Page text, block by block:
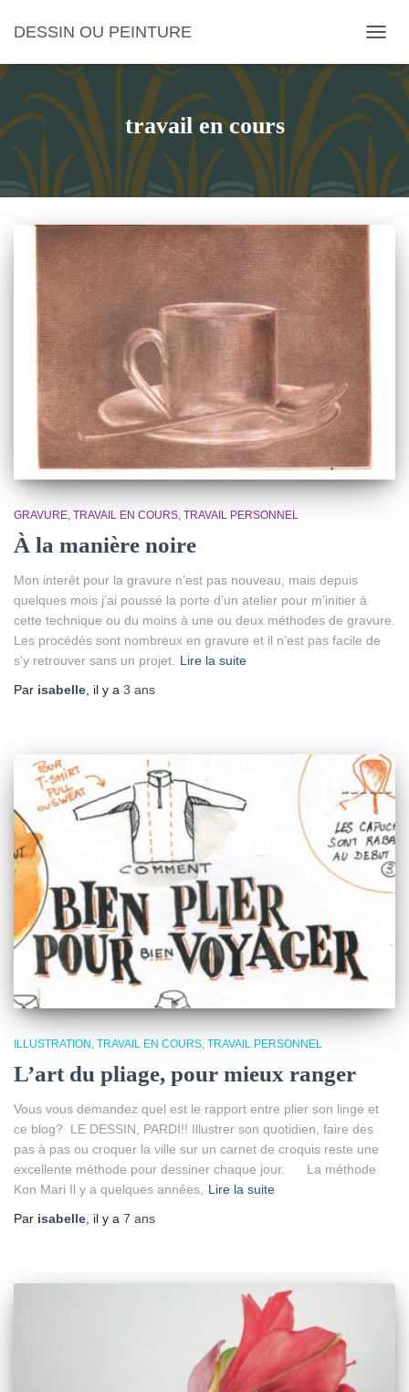
DESSIN OU PEINTURE
travail en cours
GRAVURE TRAVAIL EN COURS TRAVAIL PERSONNEL
À la manière noire
Mon interêt pour la gravure n’est pas nouveau, mais depuis
quelques mois j’ai poussé la porte d’un atelier pour m’initier à
cette technique ou du moins à une ou deux méthodes de gravure.
Les procédés sont nombreux en gravure et il n’est pas facile de
s’y retrouver sans un projet.
Lire la suite
Par isabelle , il y a 3 ans
ILLUSTRATION TRAVAIL EN COURS TRAVAIL PERSONNEL
L’art du pliage, pour mieux ranger
Vous vous demandez quel est le rapport entre plier son linge et
ce blog? LE DESSIN, PARDI!! Illustrer son quotidien, faire des
pas à pas ou croquer la ville sur un carnet de croquis reste une
excellente méthode pour dessiner chaque jour. La méthode
Kon Mari Il y a quelques années, Lire la suite
Par isabelle, il y a 7 ans